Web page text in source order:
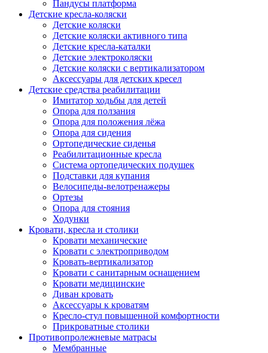
Пандусы платформа
Детские кресла-коляски
Детские коляски
Детские коляски активного типа
Детские кресла-каталки
Детские электроколяски
Детские коляски с вертикализатором
Аксессуары для детских кресел
Детские средства реабилитации
Имитатор ходьбы для детей
Опора для ползания
Опора для положения лёжа
Опора для сидения
Ортопедические сиденья
Реабилитационные кресла
Система ортопедических подушек
Подставки для купания
Велосипеды-велотренажеры
Ортезы
Опора для стояния
Ходунки
Кровати, кресла и столики
Кровати механические
Кровати с электроприводом
Кровать-вертикализатор
Кровати с санитарным оснащением
Кровати медицинские
Диван кровать
Аксессуары к кроватям
Кресло-стул повышенной комфортности
Прикроватные столики
Противопролежневые матрасы
Мембранные